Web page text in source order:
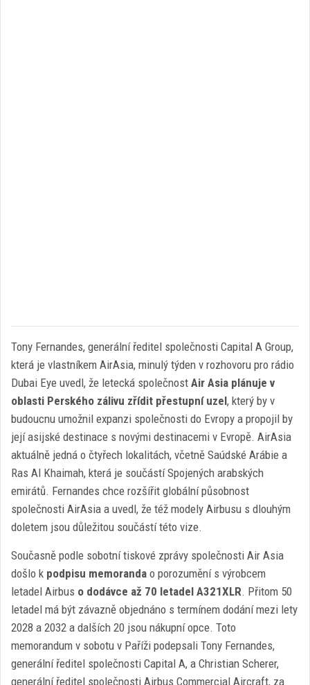
Tony Fernandes, generální ředitel společnosti Capital A Group,
která je vlastníkem AirAsia, minulý týden v rozhovoru pro rádio
Dubai Eye uvedl, že letecká společnost Air Asia plánuje v
oblasti Perského zálivu zřídit přestupní uzel, který by v
budoucnu umožnil expanzi společnosti do Evropy a propojil by
její asijské destinace s novými destinacemi v Evropě. AirAsia
aktuálně jedná o čtyřech lokalitách, včetně Saúdské Arábie a
Ras Al Khaimah, která je součástí Spojených arabských
emirátů. Fernandes chce rozšířit globální působnost
společnosti AirAsia a uvedl, že též modely Airbusu s dlouhým
doletem jsou důležitou součástí této vize.
Současně podle sobotní tiskové zprávy společnosti Air Asia
došlo k podpisu memoranda o porozumění s výrobcem
letadel Airbus o dodávce až 70 letadel A321XLR. Přitom 50
letadel má být závazně objednáno s termínem dodání mezi lety
2028 a 2032 a dalších 20 jsou nákupní opce. Toto
memorandum v sobotu v Paříži podepsali Tony Fernandes,
generální ředitel společnosti Capital A, a Christian Scherer,
generální ředitel společnosti Airbus Commercial Aircraft, za